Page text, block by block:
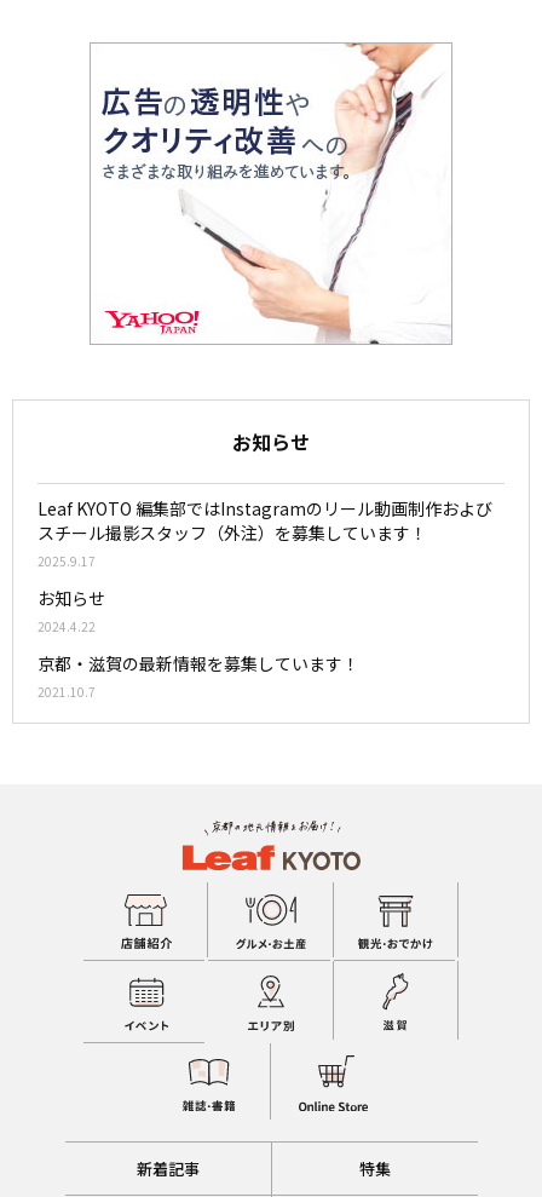
お知らせ
Leaf KYOTO 編集部ではInstagramのリール動画制作および
スチール撮影スタッフ（外注）を募集しています！
2025.9.17
お知らせ
2024.4.22
京都・滋賀の最新情報を募集しています！
2021.10.7
新着記事 特集